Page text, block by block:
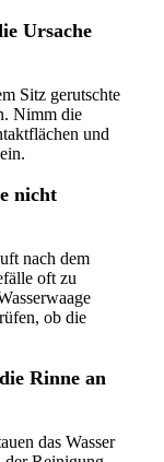
Ursache
Sitz gerutschte
Nimm die
und
nicht
nach dem
oft zu
ob die
Rinne an
das Wasser